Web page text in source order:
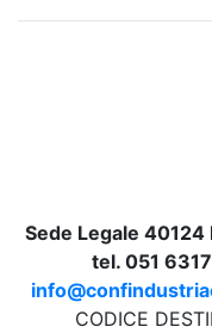
Sede Legale 40124
tel. 051
CODICE